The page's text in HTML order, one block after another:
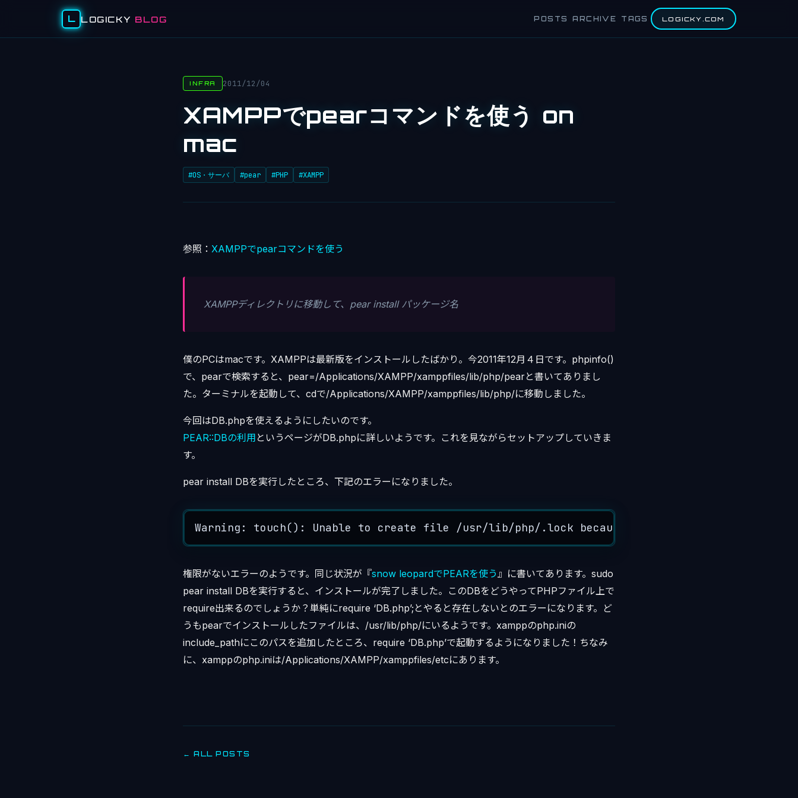
L LOGICKY BLOG POSTS ARCHIVE TAGS LOGICKY.COM
INFRA 2011/12/04
XAMPPでpearコマンドを使う on
mac
#OS・サーバ #pear #PHP #XAMPP
参照： XAMPPでpearコマンドを使う
XAMPPディレクトリに移動して、pear install パッケージ名
僕のPCはmacです。XAMPPは最新版をインストールしたばかり。今2011年12月４日です。phpinfo()
で、pearで検索すると、pear=/Applications/XAMPP/xamppfiles/lib/php/pearと書いてありまし
た。ターミナルを起動して、cdで/Applications/XAMPP/xamppfiles/lib/php/に移動しました。
今回はDB.phpを使えるようにしたいのです。
PEAR::DBの利用 というページがDB.phpに詳しいようです。これを見ながらセットアップしていきま
す。
pear install DBを実行したところ、下記のエラーになりました。
Warning: touch(): Unable to create file /usr/lib/php/ .lock because
権限がないエラーのようです。同じ状況が『snow leopardでPEARを使う 』に書いてあります。sudo
pear install DBを実行すると、インストールが完了しました。このDBをどうやってPHPファイル上で
require出来るのでしょうか？単純にrequire ‘DB.php’;とやると存在しないとのエラーになります。ど
うもpearでインストールしたファイルは、/usr/lib/php/にいるようです。xamppのphp.iniの
include_pathにこのパスを追加したところ、require ‘DB.php’で起動するようになりました！ちなみ
に、xamppのphp.iniは/Applications/XAMPP/xamppfiles/etcにあります。
← ALL POSTS